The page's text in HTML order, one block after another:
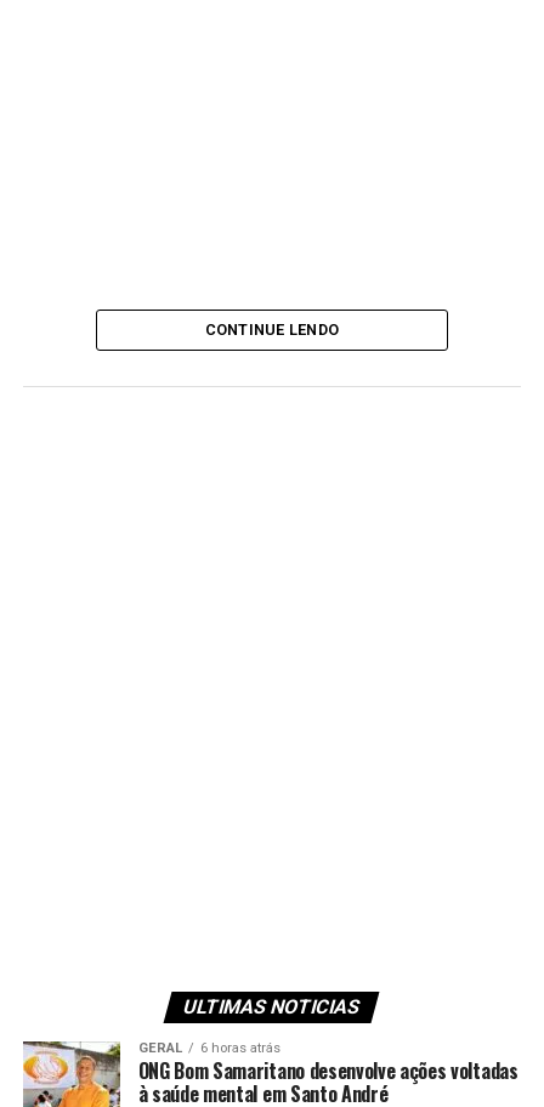
CONTINUE LENDO
ULTIMAS NOTICIAS
GERAL 6 horas atrás
ONG Bom Samaritano desenvolve ações voltadas
à saúde mental em Santo André